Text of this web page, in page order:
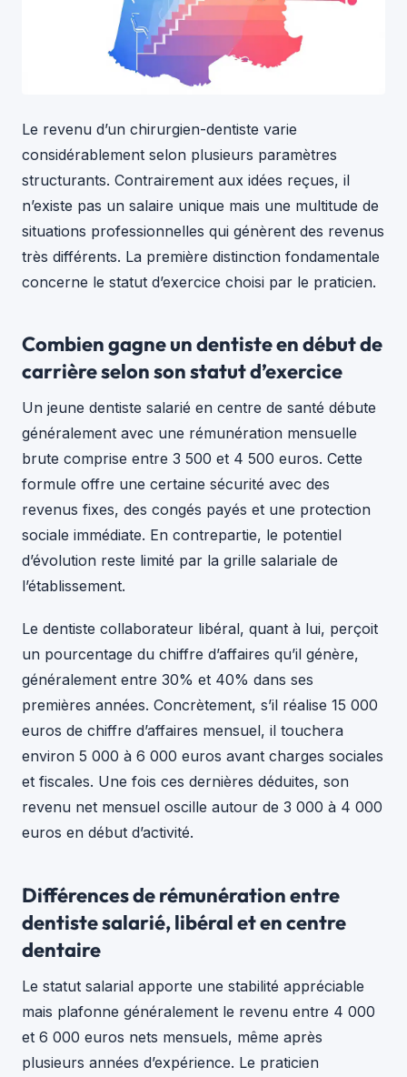
Le revenu d’un chirurgien-dentiste varie
considérablement selon plusieurs paramètres
structurants. Contrairement aux idées reçues, il
n’existe pas un salaire unique mais une multitude de
situations professionnelles qui génèrent des revenus
très différents. La première distinction fondamentale
concerne le statut d’exercice choisi par le praticien.
Combien gagne un dentiste en début de
carrière selon son statut d’exercice
Un jeune dentiste salarié en centre de santé débute
généralement avec une rémunération mensuelle
brute comprise entre 3 500 et 4 500 euros. Cette
formule offre une certaine sécurité avec des
revenus fixes, des congés payés et une protection
sociale immédiate. En contrepartie, le potentiel
d’évolution reste limité par la grille salariale de
l’établissement.
Le dentiste collaborateur libéral, quant à lui, perçoit
un pourcentage du chiffre d’affaires qu’il génère,
généralement entre 30% et 40% dans ses
premières années. Concrètement, s’il réalise 15 000
euros de chiffre d’affaires mensuel, il touchera
environ 5 000 à 6 000 euros avant charges sociales
et fiscales. Une fois ces dernières déduites, son
revenu net mensuel oscille autour de 3 000 à 4 000
euros en début d’activité.
Différences de rémunération entre
dentiste salarié, libéral et en centre
dentaire
Le statut salarial apporte une stabilité appréciable
mais plafonne généralement le revenu entre 4 000
et 6 000 euros nets mensuels, même après
plusieurs années d’expérience. Le praticien